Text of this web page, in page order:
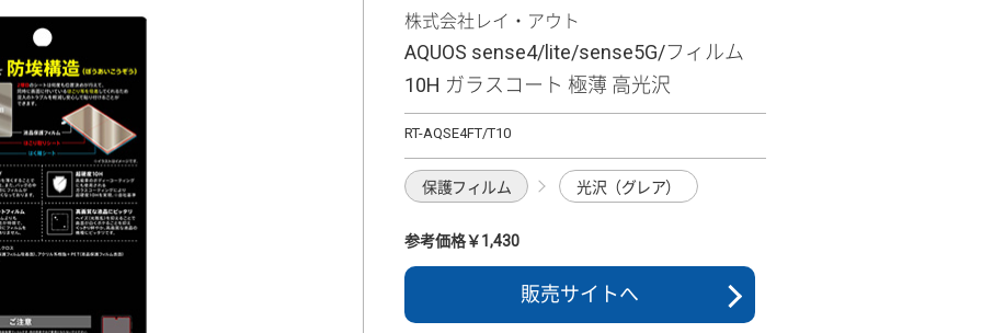
株式会社レイ・アウト
AQUOS sense4/lite/sense5G/フィルム
10H ガラスコート 極薄 高光沢
RT-AQSE4FT/T10
保護フィルム 光沢（グレア）
参考価格￥1,430
販売サイトへ